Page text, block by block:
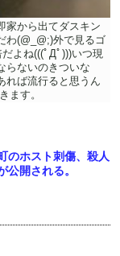
家から出てダスキン
わ(@_@;)外で見るゴ
よね(((ﾟДﾟ)))いつ現
らないのきついな
れば流行ると思うん
ます。
のホスト刺傷、殺人
公開される。